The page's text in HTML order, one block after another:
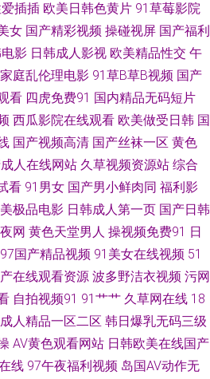
场 日韩你懂得 91爱爱视频 A级无毛 激情六
人变态另类av 黑丝足交视频网站 午夜刺激
网 三级伦理av 综合操逼网亚洲 性爱AV五区
网 午夜私人福利 91免视频 操逼久久www 國
宅男影院 91网站PH 成人黄色三级 美国性
线 成人观看网页视频 黄色AV激情影院 男人
福利秒拍广场 韩国乳首中文 欧美一级黄色A
路线 日本Aⅴ在线观看 伊人精品福利 白浆国
插插 欧美日韩色黄片 91草莓影院
女 国产精彩视频 操碰视屏 国产福利
影 日韩成人影视 欧美精品性交 午
家庭乱伦理电影 91草B草B视频 国产
看 四虎免费91 国内精品无码短片
西瓜影院在线观看 欧美做受日韩 国
国产视频高清 国产丝袜一区 黄色
人在线网站 久草视频资源站 综合
看 91男女 国产男小鲜肉同 福利影
极品电影 日韩成人第一页 国产日韩
网 黄色天堂男人 操视频免费91 日
97国产精品视频 91美女在线视频 51
在线观看资源 波多野洁衣视频 污网
自拍视频91 91艹艹 久草网在线 18
成人精品一区二区 韩日爆乳无码三级
AV黄色观看网站 日韩欧美在线国产
线 97午夜福利视频 岛国AV动作无